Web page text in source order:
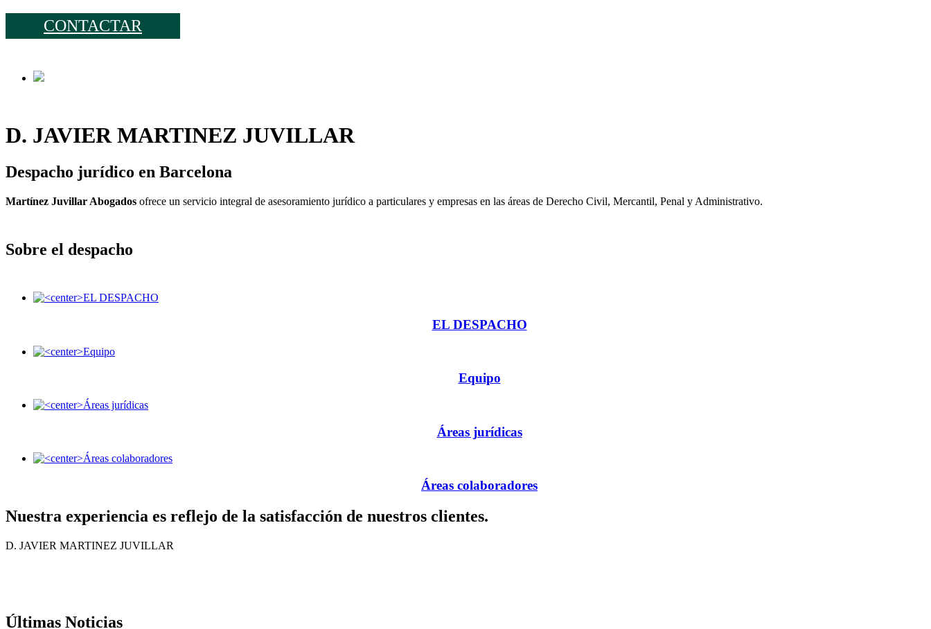
CONTACTAR
D. JAVIER MARTINEZ JUVILLAR
Despacho jurídico en Barcelona
Martínez Juvillar Abogados ofrece un servicio integral de asesoramiento jurídico a particulares y empresas en las áreas de Derecho Civil, Mercantil, Penal y Administrativo.
Sobre el despacho
EL DESPACHO
Equipo
Áreas jurídicas
Áreas colaboradores
Nuestra experiencia es reflejo de la satisfacción de nuestros clientes.
D. JAVIER MARTINEZ JUVILLAR
Últimas Noticias